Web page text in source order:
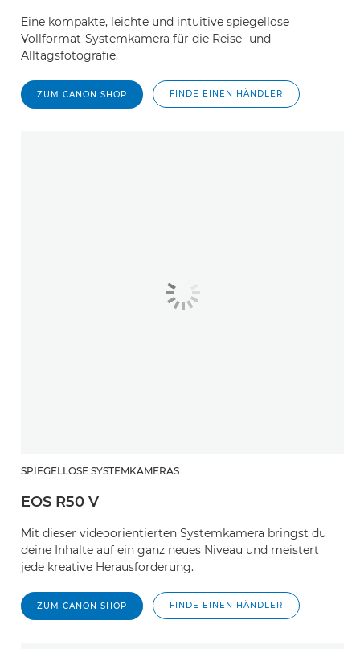
Eine kompakte, leichte und intuitive spiegellose
Vollformat-Systemkamera für die Reise- und
Alltagsfotografie.
ZUM CANON SHOP FINDE EINEN HÄNDLER
SPIEGELLOSE SYSTEMKAMERAS
EOS R50 V
Mit dieser videoorientierten Systemkamera bringst du
deine Inhalte auf ein ganz neues Niveau und meistert
jede kreative Herausforderung.
ZUM CANON SHOP FINDE EINEN HÄNDLER